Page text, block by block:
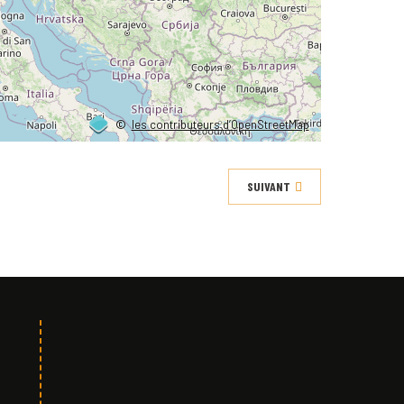
©les contributeurs d’OpenStreetMap
SUIVANT